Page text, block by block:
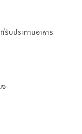
รับประทานอาหาร
ง